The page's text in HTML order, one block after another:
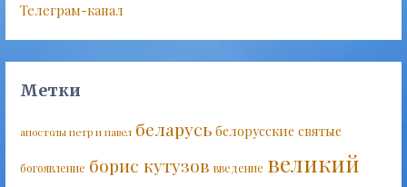
Телеграм-канал
Метки
апостолы петр и павел беларусь белорусские святые
богоявление борис кутузов введение великий